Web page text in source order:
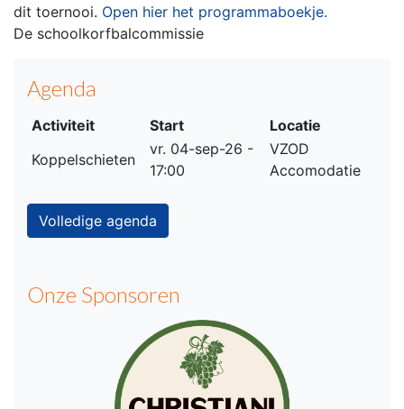
dit toernooi. Open hier het programmaboekje.
De schoolkorfbalcommissie
Agenda
Activiteit Start
Locatie
Koppelschieten
vr. 04-sep-26 -
17:00
VZOD
Accomodatie
Volledige agenda
Onze Sponsoren